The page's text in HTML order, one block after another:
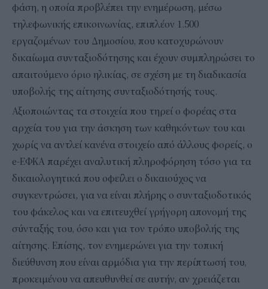
φάση, η οποία προβλέπει την ενημέρωση, μέσω
τηλεφωνικής επικοινωνίας, επιπλέον 1.500
εργαζομένων του Δημοσίου, που κατοχυρώνουν
δικαίωμα συνταξιοδότησης και έχουν συμπληρώσει το
απαιτούμενο όριο ηλικίας, σε σχέση με τη διαδικασία
υποβολής της αίτησης συνταξιοδότησής τους.
Αξιοποιώντας τα στοιχεία που τηρεί ο φορέας στα
αρχεία του για την άσκηση των καθηκόντων του και
χωρίς να αντλεί κανένα στοιχείο από άλλους φορείς, ο
e-ΕΦΚΑ παρέχει αναλυτική πληροφόρηση τόσο για τα
δικαιολογητικά που οφείλει ο δικαιούχος να
συγκεντρώσει, για να είναι πλήρης ο συνταξιοδοτικός
του φάκελος και να επιτευχθεί γρήγορη απονομή της
σύνταξής του, όσο και για τον τρόπο υποβολής της
αίτησης. Επίσης, τον ενημερώνει για την τοπική
διεύθυνση που είναι αρμόδια για την περίπτωσή του,
προκειμένου να απευθυνθεί σε αυτήν, αν χρειάζεται